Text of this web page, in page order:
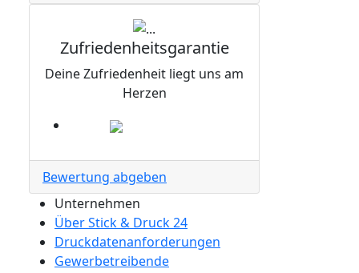
Zufriedenheitsgarantie
Deine Zufriedenheit liegt uns am
Herzen
Bewertung abgeben
Unternehmen
Über Stick & Druck 24
Druckdatenanforderungen
Gewerbetreibende